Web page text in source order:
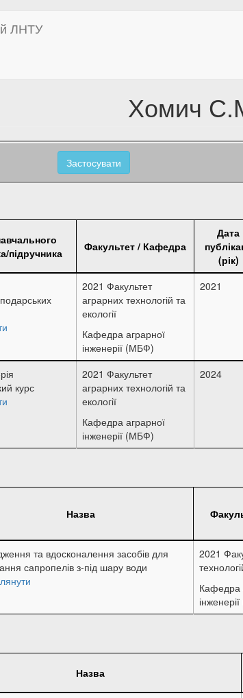
ЛНТУ
Хомич
Застосувати
підручника
Факультет / Кафедра
Дата
(рік)
2021 Факультет
аграрних технологій та
екології
Кафедра аграрної
інженерії (МБФ)
2021
курс
2021 Факультет
аграрних технологій та
екології
Кафедра аграрної
інженерії (МБФ)
2024
Назва
та вдосконалення засобів для
сапропелів з-під шару води
2021
Кафедра
Назва